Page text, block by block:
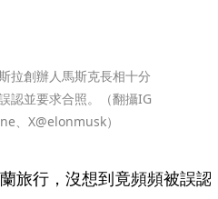
拉創辦人馬斯克長相十分
認並要求合照。（翻攝IG
、X@elonmusk）
旅行，沒想到竟頻頻被誤認